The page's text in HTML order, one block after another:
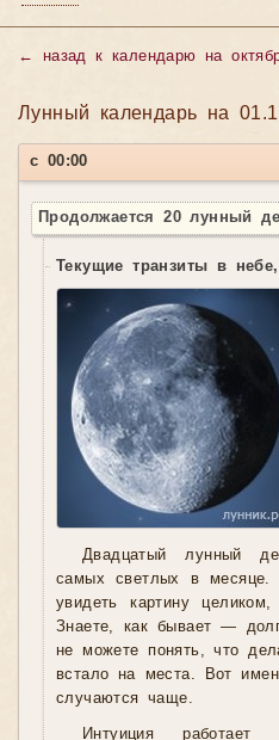
← назад к календарю на
Лунный календарь на
с 00:00
Продолжается 20 лунный
Текущие транзиты в
Двадцатый лунный
самых светлых в месяце.
увидеть картину
Знаете, как бывает —
не можете понять, что
встало на места. Вот
случаются чаще.
Интуиция